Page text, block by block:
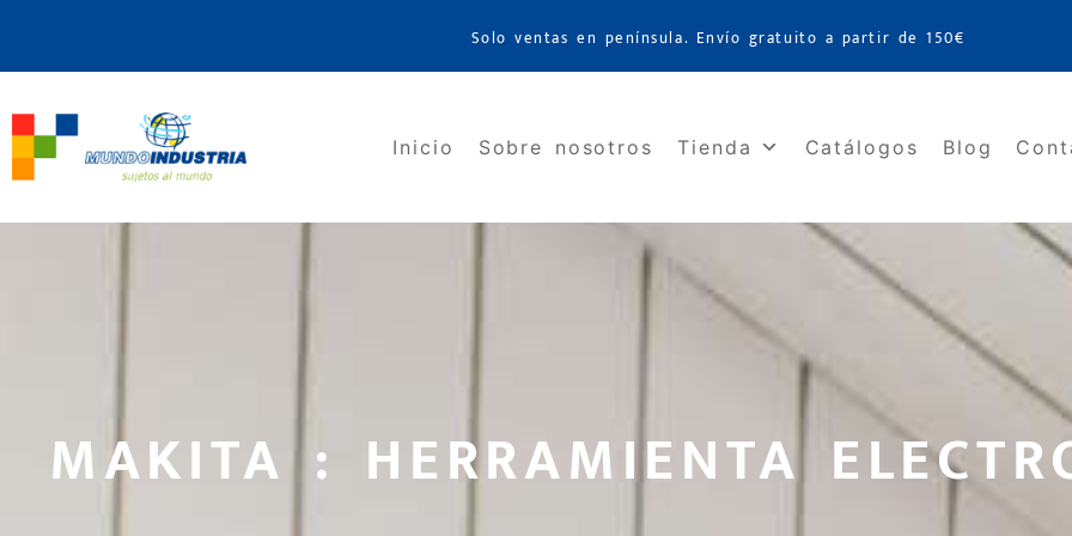
Solo ventas en península. Envío gratuito a partir de 150€
Inicio Sobre nosotros Tienda Catálogos Blog
MAKITA : HERRAMIENTA